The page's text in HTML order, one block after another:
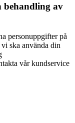
behandling av
personuppgifter på
ska använda din
vår kundservice